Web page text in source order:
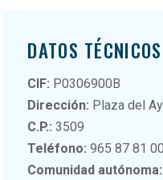
DATOS TÉCNICOS
CIF: P0306900B
Dirección: Plaza del
C.P.: 3509
Teléfono: 965 87 81 00
Comunidad autónoma: